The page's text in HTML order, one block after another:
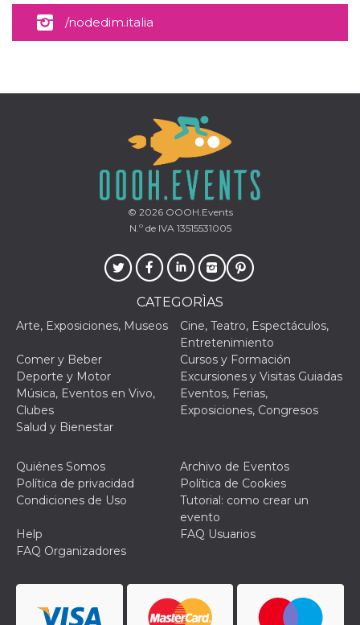
/nodedim.italia
© 2026OOOH.Events
N.º de IVA 13515531005
CATEGORÌAS
Arte, Exposiciones, Museos
Cine, Teatro, Espectáculos,
Entretenimiento
Comer y Beber
Cursos y Formación
Deporte y Motor
Excursiones y Visitas Guiadas
Música, Eventos en Vivo,
Clubes
Eventos, Ferias,
Exposiciones, Congresos
Salud y Bienestar
Quiénes Somos
Archivo de Eventos
Política de privacidad
Política de Cookies
Condiciones de Uso
Tutorial: como crear un
evento
Help
FAQ Usuarios
FAQ Organizadores